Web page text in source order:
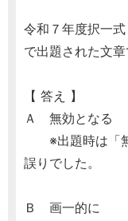
令和７年度択一式
で出題された文章
【 答え 】
Ａ 無効となる
※出題時は「無
誤りでした。
Ｂ 画一的に